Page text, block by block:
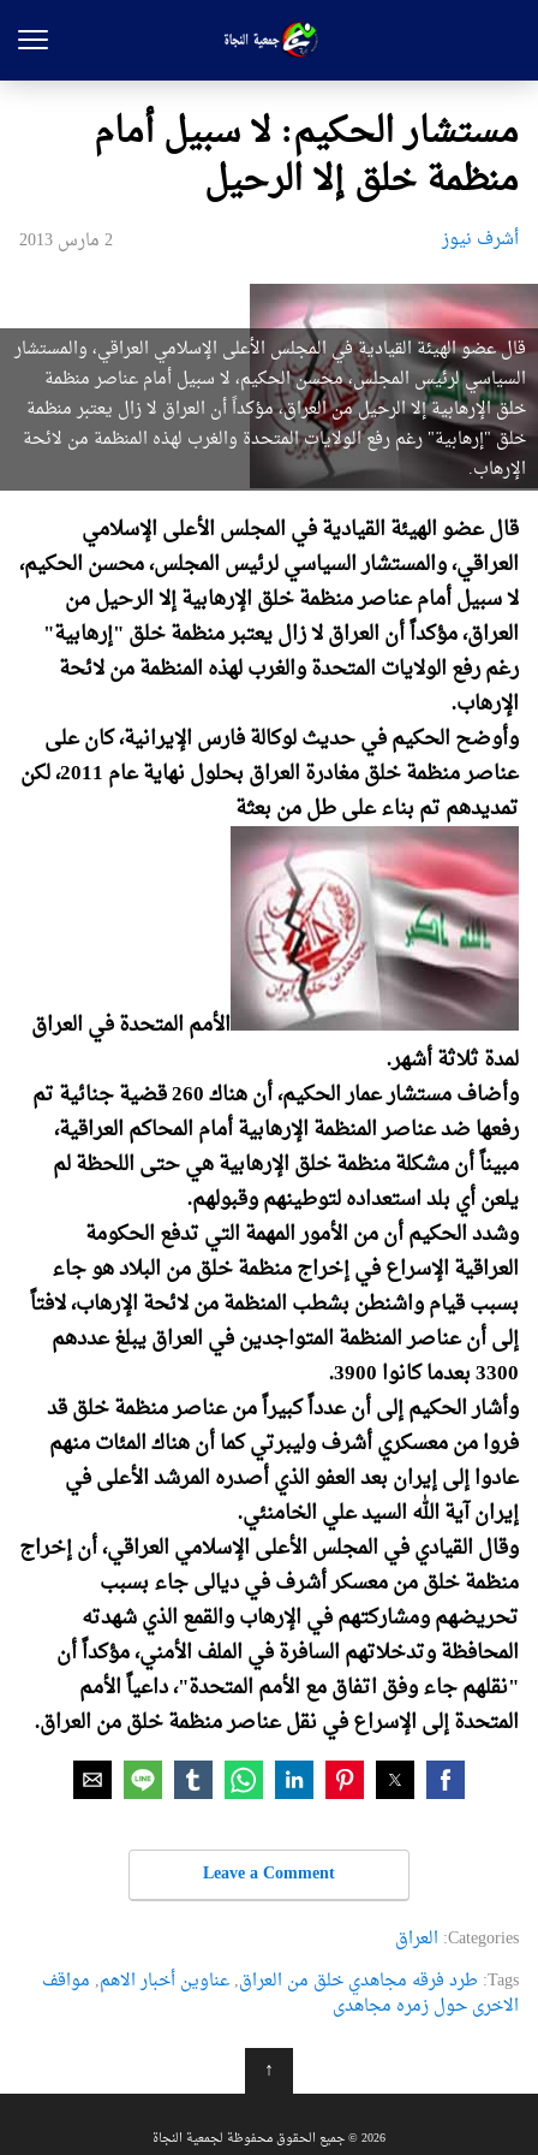
مستشار الحكيم: لا سبيل أمام
منظمة خلق إلا الرحيل
أشرف نيوز 2 مارس 2013
قال عضو الهيئة القيادية في المجلس الأعلى الإسلامي العراقي، والمستشار
السياسي لرئيس المجلس، محسن الحكيم، لا سبيل أمام عناصر منظمة
خلق الإرهابية إلا الرحيل من العراق، مؤكداً أن العراق لا زال يعتبر منظمة
خلق "إرهابية" رغم رفع الولايات المتحدة والغرب لهذه المنظمة من لائحة
الإرهاب.
قال عضو الهيئة القيادية في المجلس الأعلى الإسلامي
العراقي، والمستشار السياسي لرئيس المجلس، محسن الحكيم،
لا سبيل أمام عناصر منظمة خلق الإرهابية إلا الرحيل من
العراق، مؤكداً أن العراق لا زال يعتبر منظمة خلق "إرهابية"
رغم رفع الولايات المتحدة والغرب لهذه المنظمة من لائحة
الإرهاب.
وأوضح الحكيم في حديث لوكالة فارس الإيرانية، كان على
عناصر منظمة خلق مغادرة العراق بحلول نهاية عام 2011، لكن
تمديدهم تم بناء على طل من بعثة
الأمم المتحدة في العراق
لمدة ثلاثة أشهر.
وأضاف مستشار عمار الحكيم، أن هناك 260 قضية جنائية تم
رفعها ضد عناصر المنظمة الإرهابية أمام المحاكم العراقية،
مبيناً أن مشكلة منظمة خلق الإرهابية هي حتى اللحظة لم
يلعن أي بلد استعداده لتوطينهم وقبولهم.
وشدد الحكيم أن من الأمور المهمة التي تدفع الحكومة
العراقية الإسراع في إخراج منظمة خلق من البلاد هو جاء
بسبب قيام واشنطن بشطب المنظمة من لائحة الإرهاب، لافتاً
إلى أن عناصر المنظمة المتواجدين في العراق يبلغ عددهم
3300 بعدما كانوا 3900.
وأشار الحكيم إلى أن عدداً كبيراً من عناصر منظمة خلق قد
فروا من معسكري أشرف وليبرتي كما أن هناك المئات منهم
عادوا إلى إيران بعد العفو الذي أصدره المرشد الأعلى في
إيران آية الله السيد علي الخامنئي.
وقال القيادي في المجلس الأعلى الإسلامي العراقي، أن إخراج
منظمة خلق من معسكر أشرف في ديالى جاء بسبب
تحريضهم ومشاركتهم في الإرهاب والقمع الذي شهدته
المحافظة وتدخلاتهم السافرة في الملف الأمني، مؤكداً أن
"نقلهم جاء وفق اتفاق مع الأمم المتحدة"، داعياً الأمم
المتحدة إلى الإسراع في نقل عناصر منظمة خلق من العراق.
Leave a Comment
Categories: العراق
Tags: طرد فرقه مجاهدي خلق من العراق,عناوین أخبار الاهم,مواقف
الاخری حول زمره مجاهدی
↑
2026 © جميع الحقوق محفوظة لجمعية النجاة